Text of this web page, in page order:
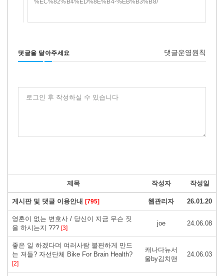
댓글을 달아주세요 댓글운영원칙
로그인 후 작성하실 수 있습니다
제목 작성자 작성일
게시판 및 댓글 이용안내 [795] 웹관리자 26.01.20
영혼이 없는 변호사 / 당신이 지금 무슨 짓
을 하시는지 ??? [3]
joe 24.06.08
좋은 일 하겠다며 여러사람 불편하게 만드
는 저들? 자선단체 Bike For Brain Health?
[2]
캐나다뉴서
울by김치맨
24.06.03